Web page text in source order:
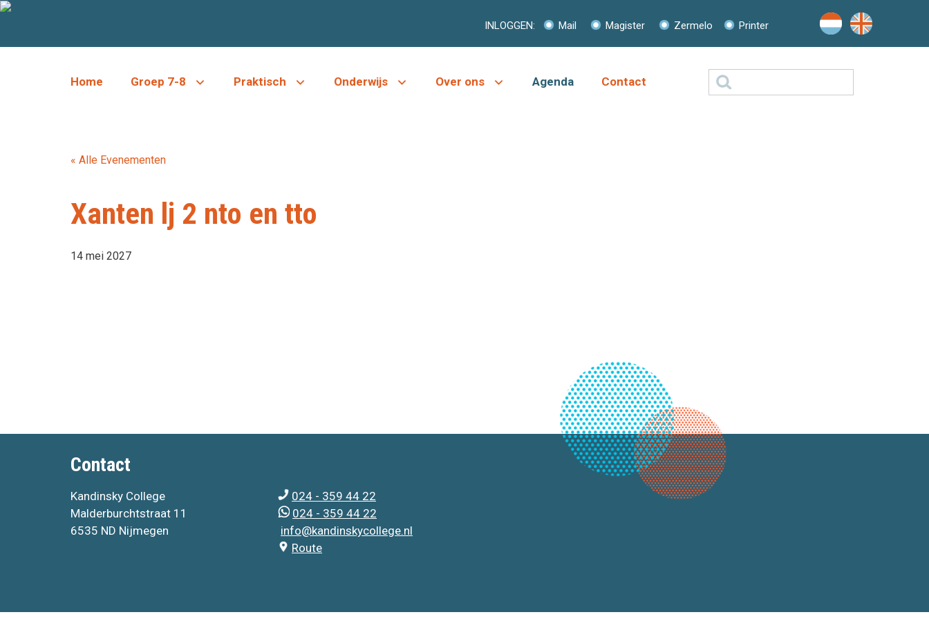
Ga
INLOGGEN: Mail Magister Zermelo Printer
Home Groep 7-8 Praktisch Onderwijs Over ons Agenda Contact
« Alle Evenementen
Xanten lj 2 nto en tto
14 mei 2027
Contact
Kandinsky College
Malderburchtstraat 11
6535 ND Nijmegen
024 - 359 44 22
024 - 359 44 22
info@kandinskycollege.nl
Route